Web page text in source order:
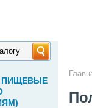
ПИЩЕВЫЕ